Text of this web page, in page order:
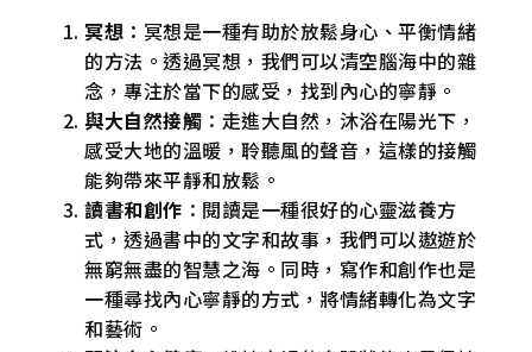
冥想 ：冥想是一種有助於放鬆身心、平衡情緒
的方法。透過冥想，我們可以清空腦海中的雜
念，專注於當下的感受，找到內心的寧靜。
與大自然接觸 ：走進大自然，沐浴在陽光下，
感受大地的溫暖，聆聽風的聲音，這樣的接觸
能夠帶來平靜和放鬆。
讀書和創作 ：閱讀是一種很好的心靈滋養方
式，透過書中的文字和故事，我們可以遨遊於
無窮無盡的智慧之海。同時，寫作和創作也是
一種尋找內心寧靜的方式，將情緒轉化為文字
和藝術。